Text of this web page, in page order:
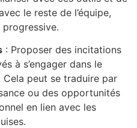
le reste de l’équipe,
: Proposer des incitations
à s’engager dans le
Cela peut se traduire par
ou des opportunités
en lien avec les